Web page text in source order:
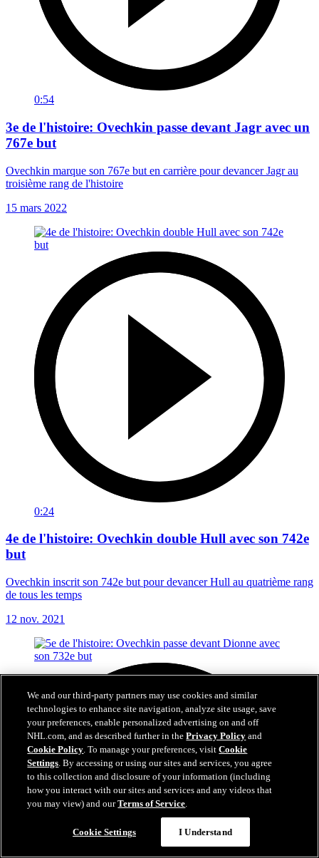
0:54
3e de l'histoire: Ovechkin passe devant Jagr avec un
767e but
Ovechkin marque son 767e but en carrière pour devancer Jagr au
troisième rang de l'histoire
15 mars 2022
0:24
4e de l'histoire: Ovechkin double Hull avec son 742e
but
Ovechkin inscrit son 742e but pour devancer Hull au quatrième rang
de tous les temps
12 nov. 2021
We and our third-party partners may use cookies and similar
technologies to enhance site navigation, analyze site usage, save
your preferences, enable personalized advertising on and off
NHL.com, and as described further in thePrivacy Policy and
Cookie Policy. To manage your preferences, visitCookie
Settings. By accessing or using our sites and services, you agree
to this collection and disclosure of your information (including
how you interact with our sites and services and any videos that
you may view) and ourTerms of Service.
Cookie Settings I Understand